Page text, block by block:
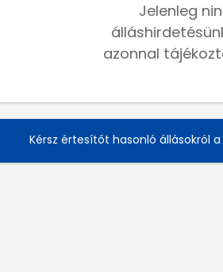
Jelenleg
azonnal
Kérsz értesítőt hasonló állásokról